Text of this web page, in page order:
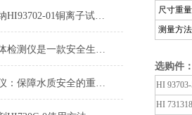
意大利哈纳HI93702-01铜离子试剂图片及参数
硫化氢气体检测仪是一款安全生产的重要监测仪表
浊度测定仪：保障水质安全的重要设备
尺寸重量
测量方法
选购件
HI
HI 731318